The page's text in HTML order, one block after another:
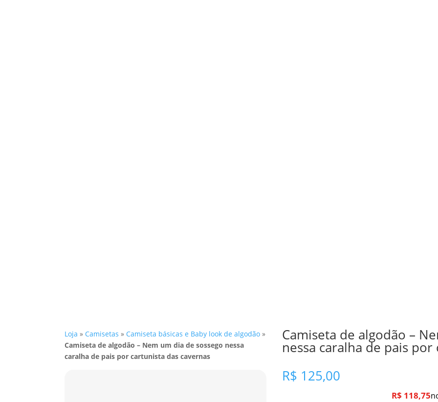
Loja » Camisetas » Camiseta básicas e Baby look de algodão »
Camiseta de algodão – Nem um dia de sossego nessa
caralha de pais por cartunista das cavernas
Camiseta de algodão –
nessa caralha de pais
R$ 125,00
R$ 118,75